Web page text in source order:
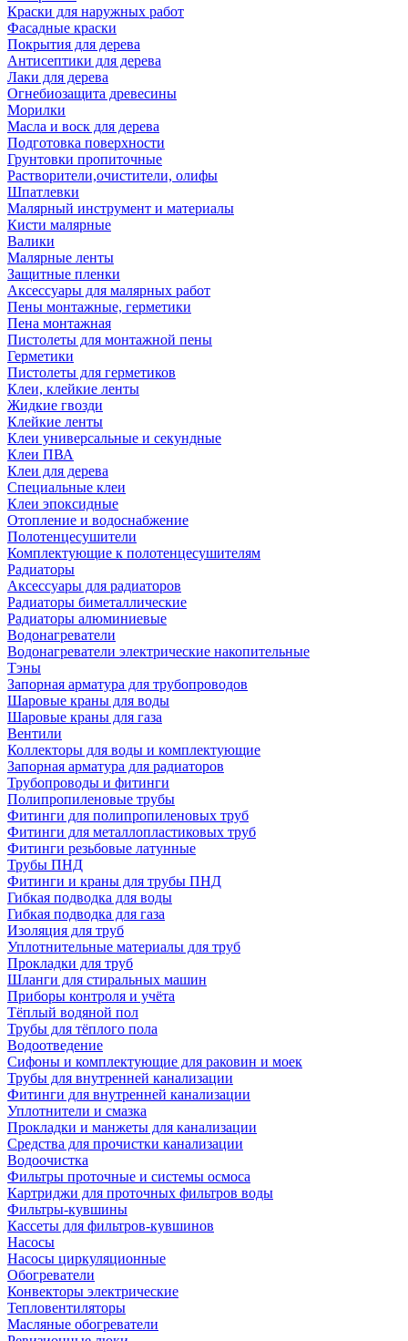
Краски для наружных работ
Фасадные краски
Покрытия для дерева
Антисептики для дерева
Лаки для дерева
Огнебиозащита древесины
Морилки
Масла и воск для дерева
Подготовка поверхности
Грунтовки пропиточные
Растворители,очистители, олифы
Шпатлевки
Малярный инструмент и материалы
Кисти малярные
Валики
Малярные ленты
Защитные пленки
Аксессуары для малярных работ
Пены монтажные, герметики
Пена монтажная
Пистолеты для монтажной пены
Герметики
Пистолеты для герметиков
Клеи, клейкие ленты
Жидкие гвозди
Клейкие ленты
Клеи универсальные и секундные
Клеи ПВА
Клеи для дерева
Специальные клеи
Клеи эпоксидные
Отопление и водоснабжение
Полотенцесушители
Комплектующие к полотенцесушителям
Радиаторы
Аксессуары для радиаторов
Радиаторы биметаллические
Радиаторы алюминиевые
Водонагреватели
Водонагреватели электрические накопительные
Тэны
Запорная арматура для трубопроводов
Шаровые краны для воды
Шаровые краны для газа
Вентили
Коллекторы для воды и комплектующие
Запорная арматура для радиаторов
Трубопроводы и фитинги
Полипропиленовые трубы
Фитинги для полипропиленовых труб
Фитинги для металлопластиковых труб
Фитинги резьбовые латунные
Трубы ПНД
Фитинги и краны для трубы ПНД
Гибкая подводка для воды
Гибкая подводка для газа
Изоляция для труб
Уплотнительные материалы для труб
Прокладки для труб
Шланги для стиральных машин
Приборы контроля и учёта
Тёплый водяной пол
Трубы для тёплого пола
Водоотведение
Сифоны и комплектующие для раковин и моек
Трубы для внутренней канализации
Фитинги для внутренней канализации
Уплотнители и смазка
Прокладки и манжеты для канализации
Средства для прочистки канализации
Водоочистка
Фильтры проточные и системы осмоса
Картриджи для проточных фильтров воды
Фильтры-кувшины
Кассеты для фильтров-кувшинов
Насосы
Насосы циркуляционные
Обогреватели
Конвекторы электрические
Тепловентиляторы
Масляные обогреватели